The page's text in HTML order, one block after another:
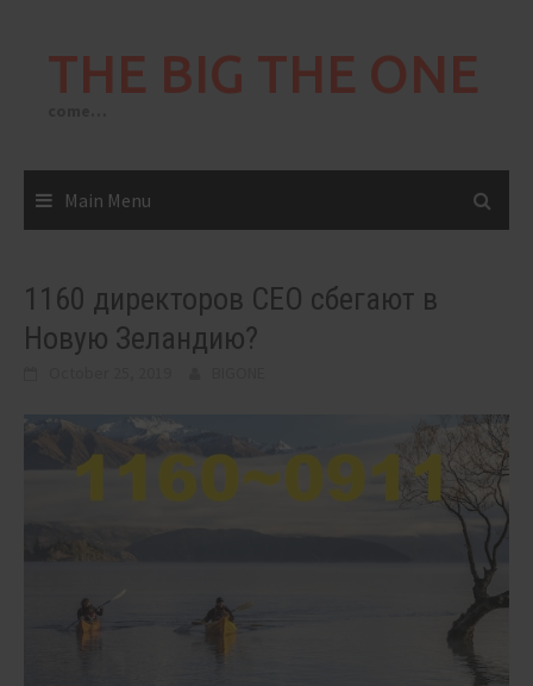
THE BIG THE ONE
Main Menu
1160 директоров CEO сбегают в
Новую Зеландию?